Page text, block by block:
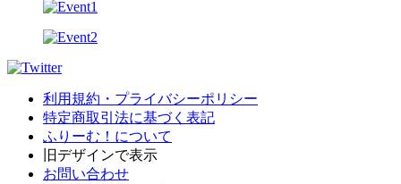
利用規約・プライバシーポリシー
特定商取引法に基づく表記
ふりーむ！について
旧デザインで表示
お問い合わせ